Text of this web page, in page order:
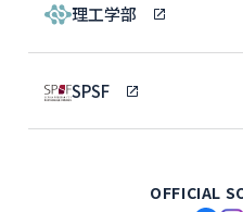
理工学部
SPSF
OFFICIAL